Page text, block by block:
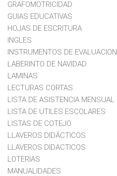
GRAFOMOTRICIDAD
GUIAS EDUCATIVAS
HOJAS DE ESCRITURA
INGLES
INSTRUMENTOS DE EVALUACION
LABERINTO DE NAVIDAD
LAMINAS
LECTURAS CORTAS
LISTA DE ASISTENCIA MENSUAL
LISTA DE UTILES ESCOLARES
LISTAS DE COTEJO
LLAVEROS DIDÁCTICOS
LLAVEROS DIDACTICOS
LOTERIAS
MANUALIDADES